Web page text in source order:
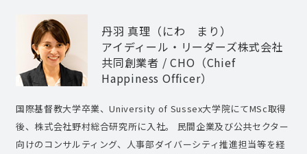
丹羽 真理（にわ まり）
アイディール・リーダーズ株式会社
共同創業者 / CHO（Chief
Happiness Officer）
国際基督教大学卒業、University of Sussex大学院にてMSc取得
後、株式会社野村総合研究所に入社。 民間企業及び公共セクター
向けのコンサルティング、人事部ダイバーシティ推進担当等を経